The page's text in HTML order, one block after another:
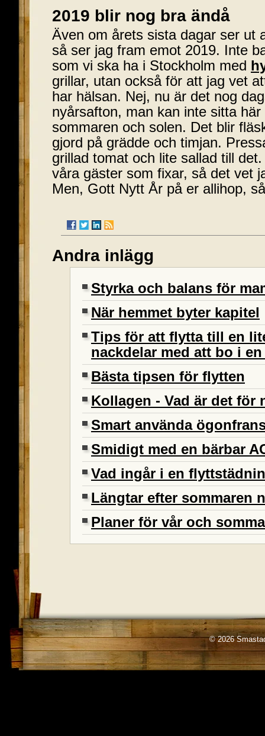
2019 blir nog bra ändå
Även om årets sista dagar ser ut
så ser jag fram emot 2019. Inte
som vi ska ha i Stockholm med
grillar, utan också för att jag vet
har hälsan. Nej, nu är det nog
nyårsafton, man kan inte sitta
sommaren och solen. Det blir
gjord på grädde och timjan.
grillad tomat och lite sallad till
våra gäster som fixar, så det vet
Men, Gott Nytt År på er allihop,
Andra inlägg
Styrka och balans för
När hemmet byter kapitel
Tips för att flytta till en
nackdelar med att bo i
Bästa tipsen för flytten
Kollagen - Vad är det för
Smart använda
Smidigt med en bärbar
Vad ingår i en
Längtar efter sommaren
Planer för vår och
© 2026